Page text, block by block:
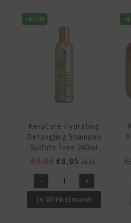
468g/16oz
aantal
-€1.00
KeraCare Hydrating
Detangling Shampoo
Sulfate Free 240ml
€9.95 Oorspronkelijke
was:
€9.95.
€8.95 Huidige
prijs
is:
€8.95.
incl.
KeraCare
Hydrating
Detangling
- +
In Winkelmand
-€
€